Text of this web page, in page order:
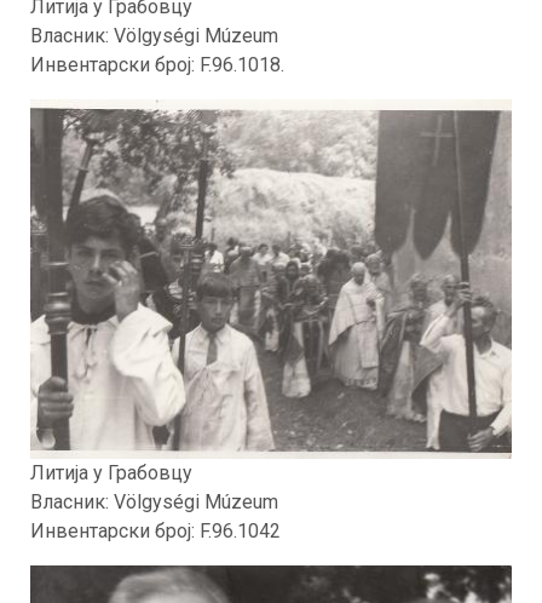
Литија у Грабовцу
Власник: Völgységi Múzeum
Инвентарски број: F.96.1018.
Литија у Грабовцу
Власник: Völgységi Múzeum
Инвентарски број: F.96.1042